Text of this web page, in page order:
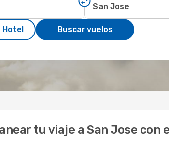
Hotel Buscar vuelos
tu viaje a San Jose con